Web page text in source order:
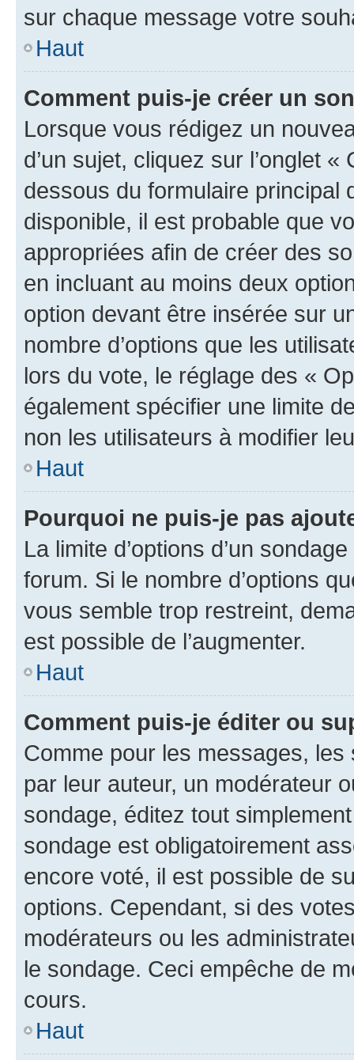
sur chaque message votre
Haut
Comment puis-je créer un
Lorsque vous rédigez un
d’un sujet, cliquez sur l’onglet
dessous du formulaire principal
disponible, il est probable que
appropriées afin de créer des
en incluant au moins deux
option devant être insérée sur
nombre d’options que les
lors du vote, le réglage des «
également spécifier une limite
non les utilisateurs à modifier
Haut
Pourquoi ne puis-je pas
La limite d’options d’un
forum. Si le nombre d’options
vous semble trop restreint,
est possible de l’augmenter.
Haut
Comment puis-je éditer ou
Comme pour les messages,
par leur auteur, un modérateur
sondage, éditez tout
sondage est obligatoirement
encore voté, il est possible de
options. Cependant, si des
modérateurs ou les
le sondage. Ceci empêche de
cours.
Haut